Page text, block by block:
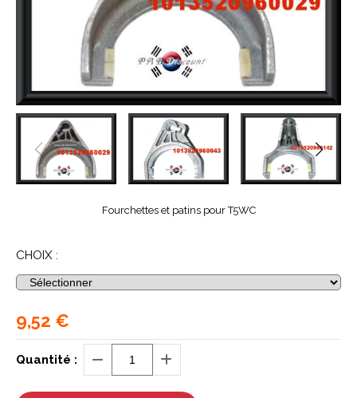
Fourchettes et patins pour T5WC
CHOIX :
9,52 €
Quantité :